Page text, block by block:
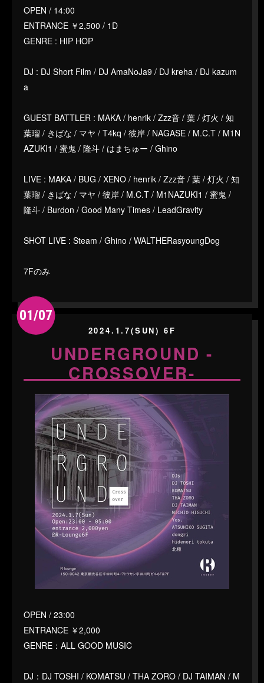
OPEN / 14:00
ENTRANCE ￥2,500 / 1D
GENRE : HIP HOP
DJ : DJ Short Film / DJ AmaNoJa9 / DJ kreha / DJ kazum
a
GUEST BATTLER : MAKA / henrik / Zzz音 / 葉 / 灯火 / 知
葉瑠 / きばな / マヤ / T4kq / 彼岸 / NAGASE / M.C.T / M1N
AZUKI1 / 蜜鬼 / 隆斗 / はまちゅー / Ghino
LIVE : MAKA / BUG / XENO / henrik / Zzz音 / 葉 / 灯火 / 知
葉瑠 / きばな / マヤ / 彼岸 / M.C.T / M1NAZUKI1 / 蜜鬼 /
隆斗 / Burdon / Good Many Times / LeadGravity
SHOT LIVE : Steam / Ghino / WALTHERasyoungDog
7Fのみ
01/07
2024.1.7(SUN) 6F
UNDERGROUND -
CROSSOVER-
OPEN / 23:00
ENTRANCE ￥2,000
GENRE：ALL GOOD MUSIC
DJ：DJ TOSHI / KOMATSU / THA ZORO / DJ TAIMAN / M